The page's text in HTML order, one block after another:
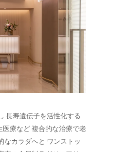
長寿遺伝子を活性化する
療など 複合的な治療で老
なカラダへと ワンストッ